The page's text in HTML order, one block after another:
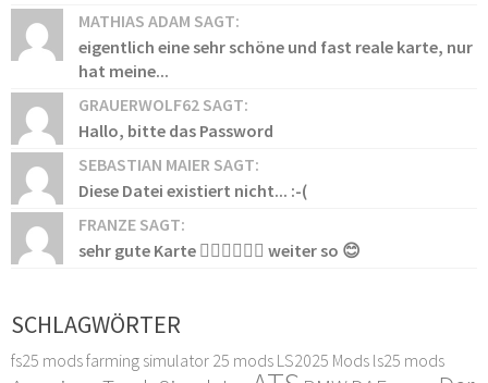
MATHIAS ADAM SAGT:
eigentlich eine sehr schöne und fast reale karte, nur
hat meine...
GRAUERWOLF62 SAGT:
Hallo, bitte das Password
SEBASTIAN MAIER SAGT:
Diese Datei existiert nicht... :-(
FRANZE SAGT:
sehr gute Karte 👍🏻👍🏻👍🏻 weiter so 😊
SCHLAGWÖRTER
fs25 modsfarming simulator 25 mods LS2025 Mods ls25 mods